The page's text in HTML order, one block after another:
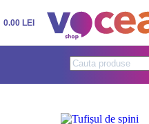
Skip to navigationSkip to main
0.00 LEI